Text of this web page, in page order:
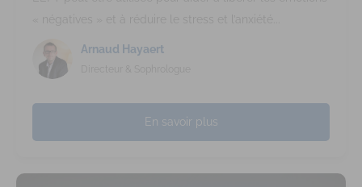
Arnaud Hayaert
En savoir plus